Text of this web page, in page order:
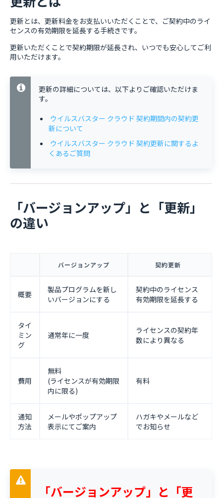
更新とは、更新料金をお支払いいただくことで、ご契約中のライ
センスの有効期限を延長する手続きです。
更新いただくことで契約期限が延長され、いつでも安心してご利
用いただけます。
更新の詳細については、以下よりご確認いただけま
す。
ウイルスバスター クラウド 契約期間内の契約更
新について
ウイルスバスター クラウド 契約更新に関するよ
くあるご質問
「バージョンアップ」と「更新」
の違い
バージョンアップ 契約更新
概要
製品プログラムを新し
いバージョンにする
契約中のライセンス
有効期限を延長する
タイ
ミン
グ
通常年に一度
ライセンスの契約年
数により異なる
費用
無料
(ライセンスが有効期限
内に限る)
有料
通知
方法
メールやポップアップ
表示にてご案内
ハガキやメールなど
でお知らせ
「バージョンアップ」と「更